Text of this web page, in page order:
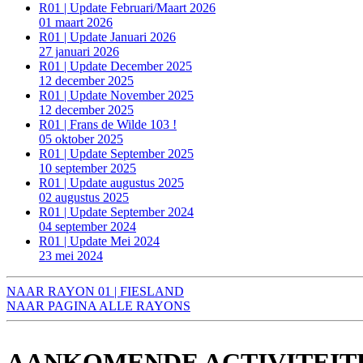
R01 | Update Februari/Maart 2026
01 maart 2026
R01 | Update Januari 2026
27 januari 2026
R01 | Update December 2025
12 december 2025
R01 | Update November 2025
12 december 2025
R01 | Frans de Wilde 103 !
05 oktober 2025
R01 | Update September 2025
10 september 2025
R01 | Update augustus 2025
02 augustus 2025
R01 | Update September 2024
04 september 2024
R01 | Update Mei 2024
23 mei 2024
NAAR RAYON 01 | FIESLAND
NAAR PAGINA ALLE RAYONS